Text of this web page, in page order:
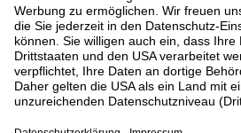
MEN'S WORLD: BRAUN
Ein Unternehmen der Unger GmbH & Co.